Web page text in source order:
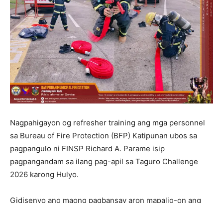
Nagpahigayon og refresher training ang mga personnel
sa Bureau of Fire Protection (BFP) Katipunan ubos sa
pagpangulo ni FINSP Richard A. Parame isip
pagpangandam sa ilang pag-apil sa Taguro Challenge
2026 karong Hulyo.
Gidisenyo ang maong pagbansay aron mapalig-on ang